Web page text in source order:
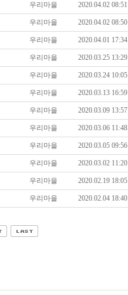
우리마을 2020.04.02 08:51
우리마을 2020.04.02 08:50
우리마을 2020.04.01 17:34
우리마을 2020.03.25 13:29
우리마을 2020.03.24 10:05
우리마을 2020.03.13 16:59
우리마을 2020.03.09 13:57
우리마을 2020.03.06 11:48
우리마을 2020.03.05 09:56
우리마을 2020.03.02 11:20
우리마을 2020.02.19 18:05
우리마을 2020.02.04 18:40